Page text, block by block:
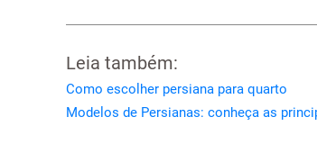
Leia também:
Como escolher persiana para quarto
Modelos de Persianas: conheça as